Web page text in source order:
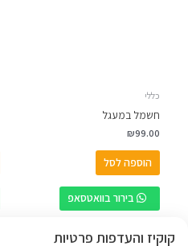
כללי
חשמל במעגל
₪99.00
הוספה לסל
בירור בוואטסאפ
קוקיז והעדפות פרטיות